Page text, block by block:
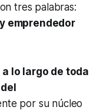
tres palabras:
emprendedor
a lo largo de toda
por su núcleo